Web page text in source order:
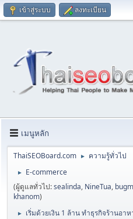
เข้าสู่ระบบ ลงทะเบียน
เมนูหลัก
ThaiSEOBoard.com ► ความรู้ทั่วไป
►
E-commerce
(ผู้ดูแลทั่วไป:sealinda, NineTua,
khanom)
► เริ่มด้วยเงิน 1 ล้าน ทำธุรกิจร้านอา